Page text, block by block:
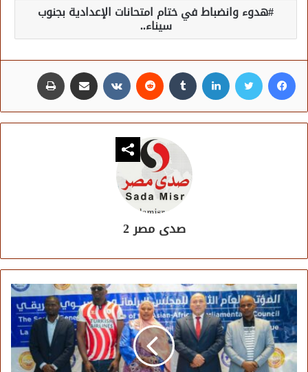
هدوء وانضباط في ختام امتحانات الإعدادية بجنوب
سيناء..
فيسبوك تويتر لينكدإن مشاركة عبر البريد
صدى مصر 2